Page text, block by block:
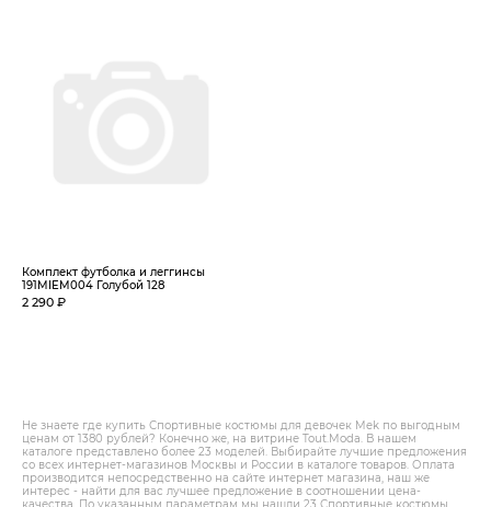
Комплект футболка и леггинсы
191MIEM004 Голубой 128
2 290 ₽
Не знаете где купить Спортивные костюмы для девочек Mek по выгодным
ценам от 1380 рублей? Конечно же, на витрине Tout.Modа. В нашем
каталоге представлено более 23 моделей. Выбирайте лучшие предложения
со всех интернет-магазинов Москвы и России в каталоге товаров. Оплата
производится непосредственно на сайте интернет магазина, наш же
интерес - найти для вас лучшее предложение в соотношении цена-